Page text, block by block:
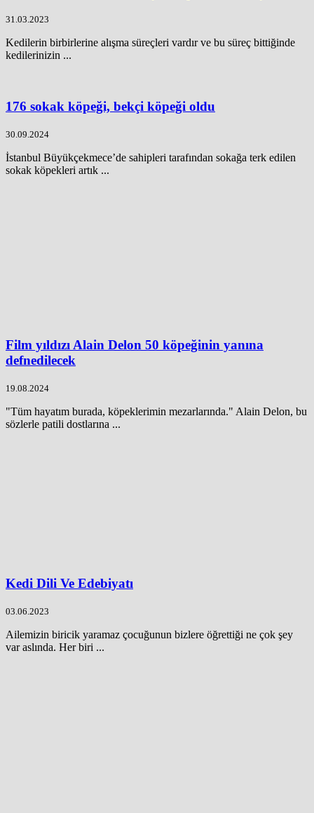
31.03.2023
Kedilerin birbirlerine alışma süreçleri vardır ve bu süreç bittiğinde
kedilerinizin ...
176 sokak köpeği, bekçi köpeği oldu
30.09.2024
İstanbul Büyükçekmece’de sahipleri tarafından sokağa terk edilen
sokak köpekleri artık ...
Film yıldızı Alain Delon 50 köpeğinin yanına
defnedilecek
19.08.2024
"Tüm hayatım burada, köpeklerimin mezarlarında." Alain Delon, bu
sözlerle patili dostlarına ...
Kedi Dili Ve Edebiyatı
03.06.2023
Ailemizin biricik yaramaz çocuğunun bizlere öğrettiği ne çok şey
var aslında. Her biri ...